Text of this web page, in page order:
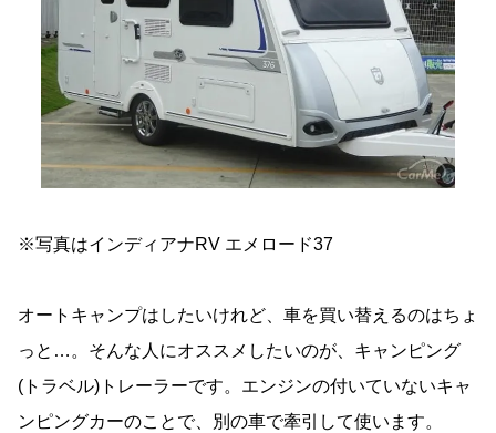
※写真はインディアナRV エメロード37
オートキャンプはしたいけれど、車を買い替えるのはちょ
っと…。そんな人にオススメしたいのが、キャンピング
(トラベル)トレーラーです。エンジンの付いていないキャ
ンピングカーのことで、別の車で牽引して使います。